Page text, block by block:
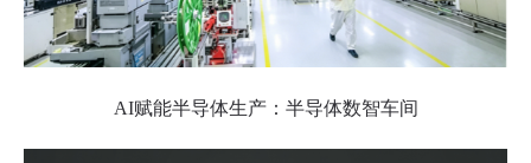
AI赋能半导体生产：半导体数智车间